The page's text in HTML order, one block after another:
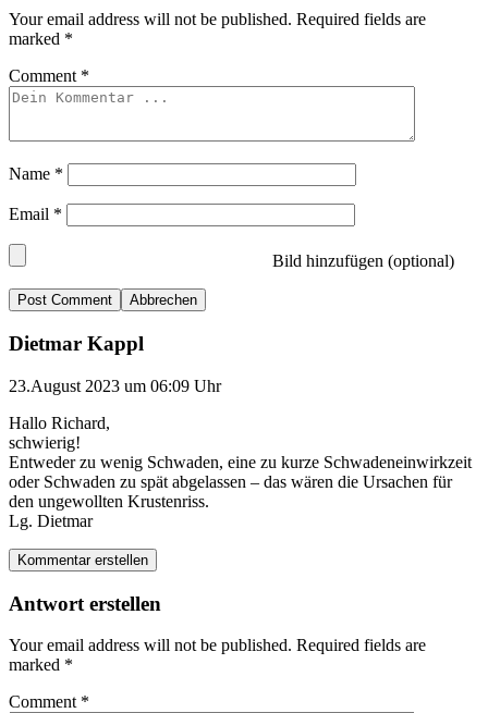
Your email address will not be published. Required fields are
marked *
Comment *
Name *
Email *
Bild hinzufügen (optional)
Abbrechen
Dietmar Kappl
23.August 2023 um 06:09 Uhr
Hallo Richard,
schwierig!
Entweder zu wenig Schwaden, eine zu kurze Schwadeneinwirkzeit
oder Schwaden zu spät abgelassen – das wären die Ursachen für
den ungewollten Krustenriss.
Lg. Dietmar
Kommentar erstellen
Antwort erstellen
Your email address will not be published. Required fields are
marked *
Comment *